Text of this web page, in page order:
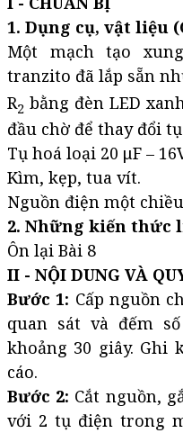
1. Dụng cụ, vật liệu
Một mạch tạo
tranzito đã lắp sẵn
R2 bằng đèn LED
đầu chờ để thay đổi
Tụ hoá loại 20 μF –
Kìm, kẹp, tua vít.
Nguồn điện một
2. Những kiến thức
Ôn lại Bài 8
II - NỘI DUNG VÀ
Bước 1: Cấp nguồn
quan sát và đếm
khoảng 30 giây. Ghi
cáo.
Bước 2: Cắt nguồn,
với 2 tụ điện trong